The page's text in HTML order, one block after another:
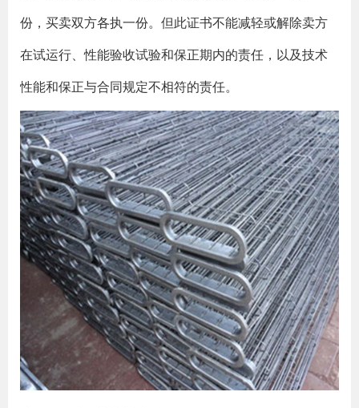
份，买卖双方各执一份。但此证书不能减轻或解除卖方
在试运行、性能验收试验和保正期内的责任，以及技术
性能和保正与合同规定不相符的责任。